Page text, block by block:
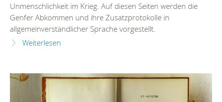
Unmenschlichkeit im Krieg. Auf diesen Seiten werden die
Genfer Abkommen und ihre Zusatzprotokolle in
allgemeinverständlicher Sprache vorgestellt.
Weiterlesen